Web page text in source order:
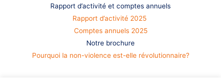
Rapport d’activité et comptes annuels
Rapport d’activité 2025
Comptes annuels 2025
Notre brochure
Pourquoi la non-violence est-elle révolutionnaire?